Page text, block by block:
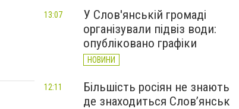
У Слов'янській громаді
організували підвіз води:
опубліковано графіки
НОВИНИ
13:07
Більшість росіян не знають
де знаходиться Слов’янськ
12:11